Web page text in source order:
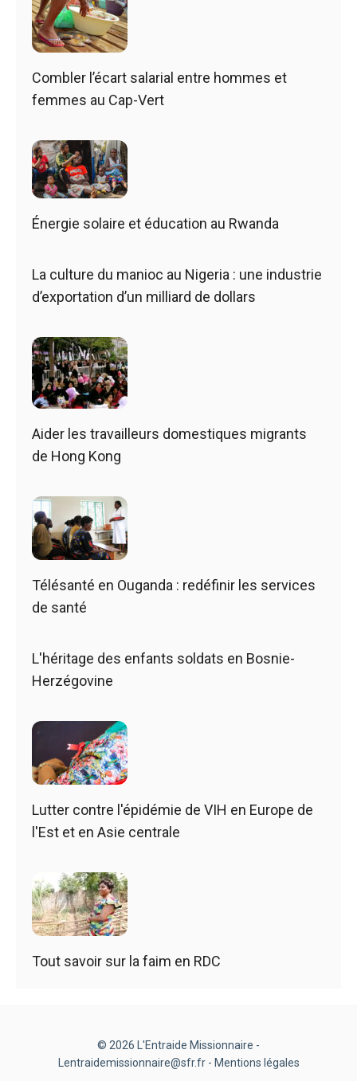
Combler l’écart salarial entre hommes et
femmes au Cap-Vert
Énergie solaire et éducation au Rwanda
La culture du manioc au Nigeria : une industrie
d’exportation d’un milliard de dollars
Aider les travailleurs domestiques migrants
de Hong Kong
Télésanté en Ouganda : redéfinir les services
de santé
L'héritage des enfants soldats en Bosnie-
Herzégovine
Lutter contre l'épidémie de VIH en Europe de
l'Est et en Asie centrale
Tout savoir sur la faim en RDC
© 2026 L'Entraide Missionnaire -
Lentraidemissionnaire@sfr.fr - Mentions légales